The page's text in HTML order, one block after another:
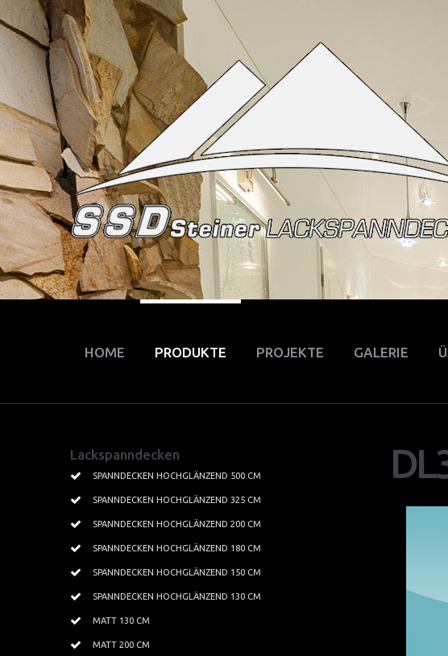
HOME PRODUKTE
Textilspanndecken
Leisten Profile
Kristallbeleuchtung
Tapeten
PROJEKTE
Wohnbereich
Küchen
Schwimmbäder
GALERIE
Bildgalerie
SCHONBEK
Lackspanndecken
SPANNDECKEN HOCHGLÄNZEND 500 CM
SPANNDECKEN HOCHGLÄNZEND 325 CM
SPANNDECKEN HOCHGLÄNZEND 200 CM
SPANNDECKEN HOCHGLÄNZEND 180 CM
SPANNDECKEN HOCHGLÄNZEND 150 CM
SPANNDECKEN HOCHGLÄNZEND 130 CM
MATT 130 CM
MATT 200 CM